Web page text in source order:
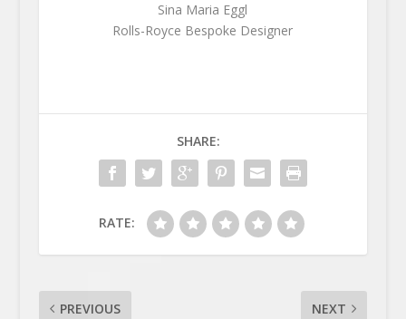
Sina Maria Eggl
Rolls-Royce Bespoke Designer
SHARE:
RATE:
PREVIOUS NEXT